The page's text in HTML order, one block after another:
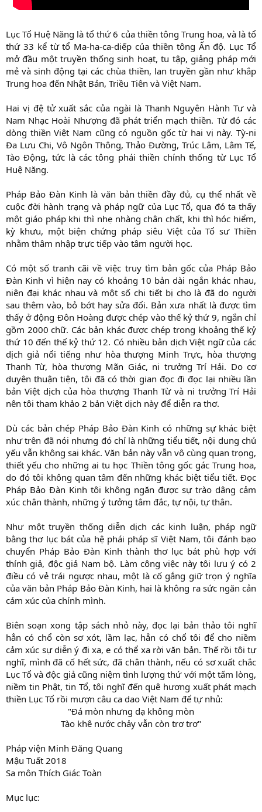
Lục Tổ Huệ Năng là tổ thứ 6 của thiền tông Trung hoa, và là tổ
thứ 33 kể từ tổ Ma-ha-ca-diếp của thiền tông Ấn độ. Lục Tổ
mở đầu một truyền thống sinh hoạt, tu tập, giảng pháp mới
mẻ và sinh động tại các chùa thiền, lan truyền gần như khắp
Trung hoa đến Nhật Bản, Triều Tiên và Việt Nam.
Hai vị đệ tử xuất sắc của ngài là Thanh Nguyên Hành Tư và
Nam Nhạc Hoài Nhượng đã phát triển mạch thiền. Từ đó các
dòng thiền Việt Nam cũng có nguồn gốc từ hai vị này. Tỳ-ni
Đa Lưu Chi, Vô Ngôn Thông, Thảo Đường, Trúc Lâm, Lâm Tế,
Tào Động, tức là các tông phái thiền chính thống từ Lục Tổ
Huệ Năng.
Pháp Bảo Đàn Kinh là văn bản thiền đầy đủ, cụ thể nhất về
cuộc đời hành trạng và pháp ngữ của Lục Tổ, qua đó ta thấy
một giáo pháp khi thì nhẹ nhàng chân chất, khi thì hóc hiểm,
kỳ khưu, một biện chứng pháp siêu Việt của Tổ sư Thiền
nhằm thâm nhập trực tiếp vào tâm người học.
Có một số tranh cãi về việc truy tìm bản gốc của Pháp Bảo
Đàn Kinh vì hiện nay có khoảng 10 bản dài ngắn khác nhau,
niên đại khác nhau và một số chi tiết bị cho là đã do người
sau thêm vào, bỏ bớt hay sửa đổi. Bản xưa nhất là được tìm
thấy ở động Đôn Hoàng được chép vào thế kỷ thứ 9, ngắn chỉ
gồm 2000 chữ. Các bản khác được chép trong khoảng thế kỷ
thứ 10 đến thế kỷ thứ 12. Có nhiều bản dịch Việt ngữ của các
dịch giả nổi tiếng như hòa thượng Minh Trực, hòa thượng
Thanh Từ, hòa thượng Mãn Giác, ni trưởng Trí Hải. Do cơ
duyên thuận tiện, tôi đã có thời gian đọc đi đọc lại nhiều lần
bản Việt dịch của hòa thượng Thanh Từ và ni trưởng Trí Hải
nên tôi tham khảo 2 bản Việt dịch này để diễn ra thơ.
Dù các bản chép Pháp Bảo Đàn Kinh có những sự khác biệt
như trên đã nói nhưng đó chỉ là những tiểu tiết, nội dung chủ
yếu vẫn không sai khác. Văn bản này vẫn vô cùng quan trọng,
thiết yếu cho những ai tu học Thiền tông gốc gác Trung hoa,
do đó tôi không quan tâm đến những khác biệt tiểu tiết. Đọc
Pháp Bảo Đàn Kinh tôi không ngăn được sự trào dâng cảm
xúc chân thành, những ý tưởng tâm đắc, tự nội, tự thân.
Như một truyền thống diễn dịch các kinh luận, pháp ngữ
bằng thơ lục bát của hệ phái pháp sĩ Việt Nam, tôi đánh bạo
chuyển Pháp Bảo Đàn Kinh thành thơ lục bát phù hợp với
thính giả, độc giả Nam bộ. Làm công việc này tôi lưu ý có 2
điều có vẻ trái ngược nhau, một là cố gắng giữ trọn ý nghĩa
của văn bản Pháp Bảo Đàn Kinh, hai là không ra sức ngăn cản
cảm xúc của chính mình.
Biên soạn xong tập sách nhỏ này, đọc lại bản thảo tôi nghĩ
hẳn có chổ còn sơ xót, lầm lạc, hẳn có chổ tôi để cho niềm
cảm xúc sự diễn ý đi xa, e có thể xa rời văn bản. Thế rồi tôi tự
nghĩ, mình đã cố hết sức, đã chân thành, nếu có sơ xuất chắc
Lục Tổ và độc giả cũng niệm tình lượng thứ với một tấm lòng,
niềm tin Phật, tin Tổ, tôi nghĩ đến quê hương xuất phát mạch
thiền Lục Tổ rồi mượn câu ca dao Việt Nam để tự nhủ:
"Đá mòn nhưng dạ không mòn
Tào khê nước chảy vẫn còn trơ trơ"
Pháp viện Minh Đăng Quang
Mậu Tuất 2018
Sa môn Thích Giác Toàn
Mục lục: